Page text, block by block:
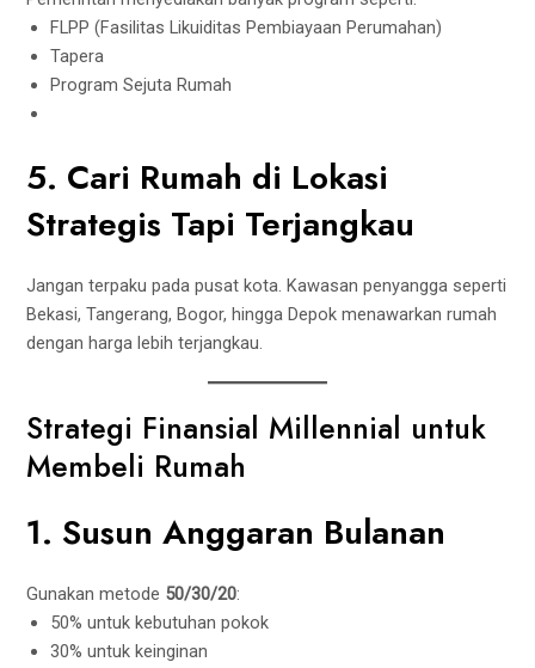
FLPP (Fasilitas Likuiditas Pembiayaan Perumahan)
Tapera
Program Sejuta Rumah
5. Cari Rumah di Lokasi
Strategis Tapi Terjangkau
Jangan terpaku pada pusat kota. Kawasan penyangga seperti
Bekasi, Tangerang, Bogor, hingga Depok menawarkan rumah
dengan harga lebih terjangkau.
Strategi Finansial Millennial untuk
Membeli Rumah
1. Susun Anggaran Bulanan
Gunakan metode 50/30/20:
50% untuk kebutuhan pokok
30% untuk keinginan